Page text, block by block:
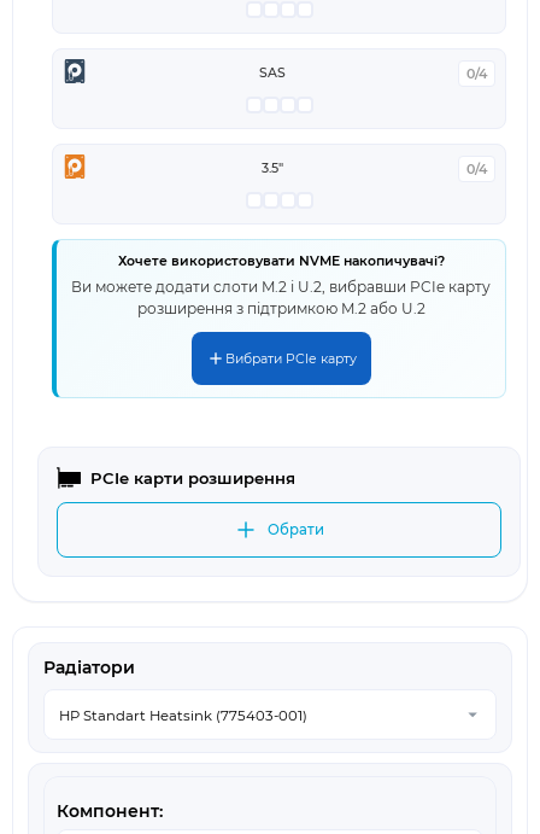
SAS 0/4
3.5" 0/4
Хочете використовувати NVME накопичувачі?
Ви можете додати слоти M.2 і U.2, вибравши PCIe карту
розширення з підтримкою M.2 або U.2
Вибрати PCIe карту
PCIe карти розширення
Обрати
Радіатори